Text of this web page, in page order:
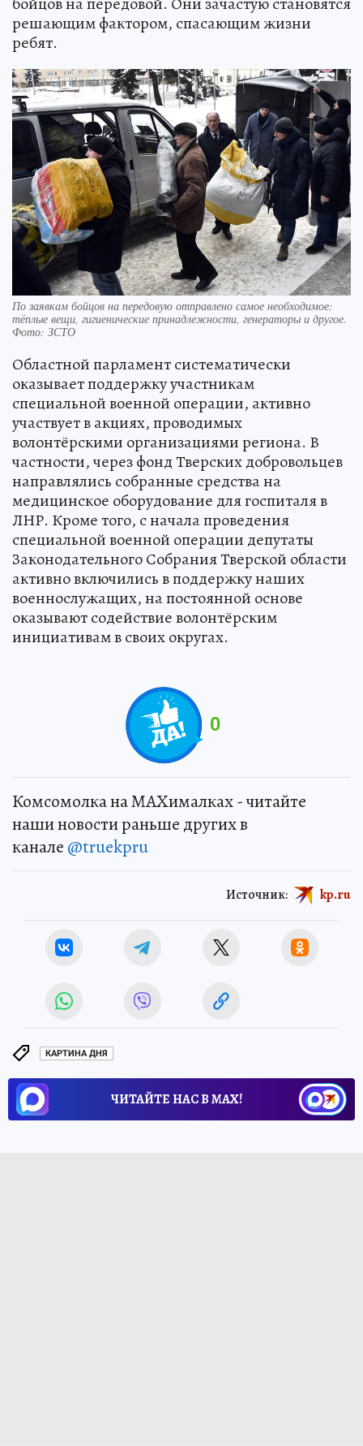
решающим фактором, спасающим жизни
ребят.
По заявкам бойцов на передовую отправлено самое необходимое:
тёплые вещи, гигиенические принадлежности, генераторы и другое.
Фото: ЗСТО
Областной парламент систематически
оказывает поддержку участникам
специальной военной операции, активно
участвует в акциях, проводимых
волонтёрскими организациями региона. В
частности, через фонд Тверских добровольцев
направлялись собранные средства на
медицинское оборудование для госпиталя в
ЛНР. Кроме того, с начала проведения
специальной военной операции депутаты
Законодательного Собрания Тверской области
активно включились в поддержку наших
военнослужащих, на постоянной основе
оказывают содействие волонтёрским
инициативам в своих округах.
0
Комсомолка на MAXималках - читайте
наши новости раньше других в
канале @truekpru
Источник: kp.ru
КАРТИНА ДНЯ
ЧИТАЙТЕ НАС В МАХ!